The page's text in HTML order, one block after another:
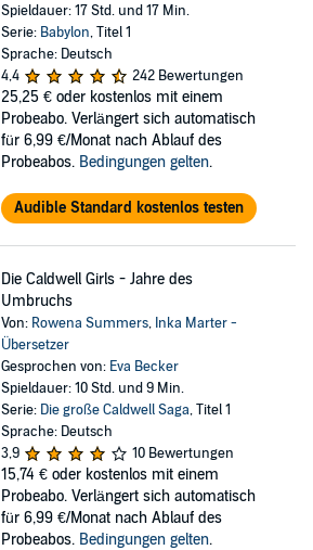
Spieldauer: 17 Std. und 17 Min.
Serie: Babylon, Titel 1
Sprache: Deutsch
4,4
242 Bewertungen
25,25 € oder kostenlos mit einem
Probeabo. Verlängert sich automatisch
für 6,99 €/Monat nach Ablauf des
Probeabos. Bedingungen gelten.
Audible Standard kostenlos testen
Die Caldwell Girls - Jahre des
Umbruchs
Von: Rowena Summers, Inka Marter -
Übersetzer
Gesprochen von: Eva Becker
Spieldauer: 10 Std. und 9 Min.
Serie: Die große Caldwell Saga, Titel 1
Sprache: Deutsch
3,9
10 Bewertungen
15,74 € oder kostenlos mit einem
Probeabo. Verlängert sich automatisch
für 6,99 €/Monat nach Ablauf des
Probeabos. Bedingungen gelten.